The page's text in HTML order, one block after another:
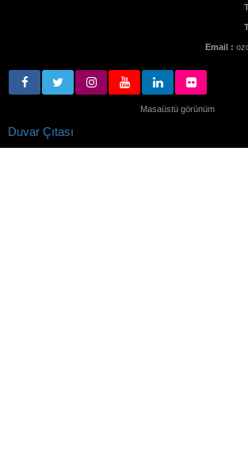
Email :
Masaüstü görünüm
Duvar Çıtası